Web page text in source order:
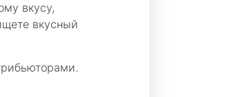
вкусу,
вкусный